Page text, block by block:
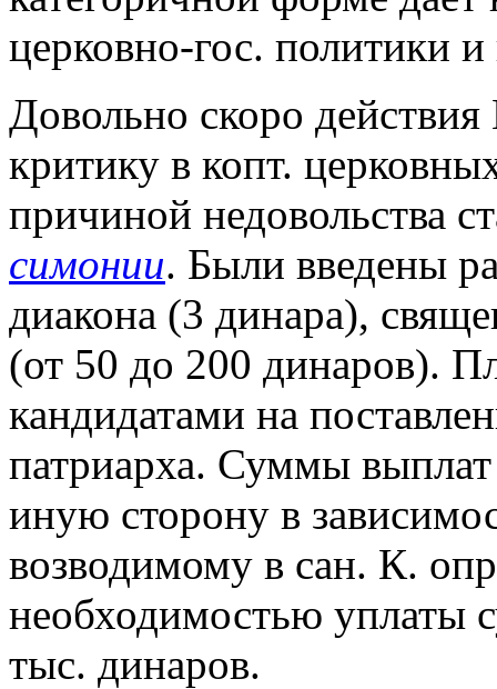
церковно-гос. политики и
Довольно скоро
критику в копт.
причиной недовольства
симонии. Были введены
диакона (3 динара),
(от 50 до 200 динаров).
кандидатами на
патриарха. Суммы выплат
иную сторону в
возводимому в сан. К.
необходимостью уплаты
тыс. динаров.